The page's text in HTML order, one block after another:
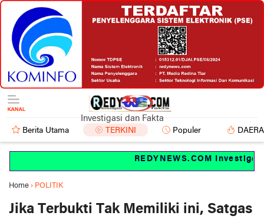
Investigasi dan Fakta
Berita Utama TERKINI Populer
REDYNEWS.COM Investigasi
Home › POLITIK
Jika Terbukti Tak Memiliki ini, Satgas